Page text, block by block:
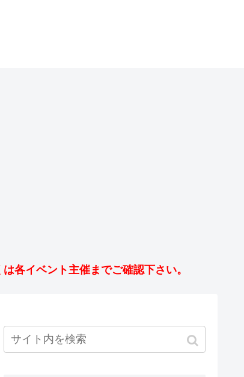
各イベント主催までご確認下さい。